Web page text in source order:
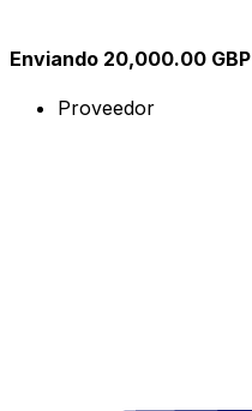
Enviando 20,000.00 GBP
Proveedor